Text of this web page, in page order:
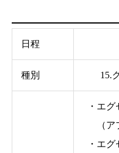
日程
種別 15.
・エ
（ア
・エ